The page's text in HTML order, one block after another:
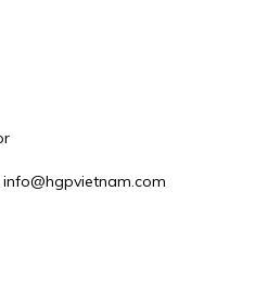
info@hgpvietnam.com